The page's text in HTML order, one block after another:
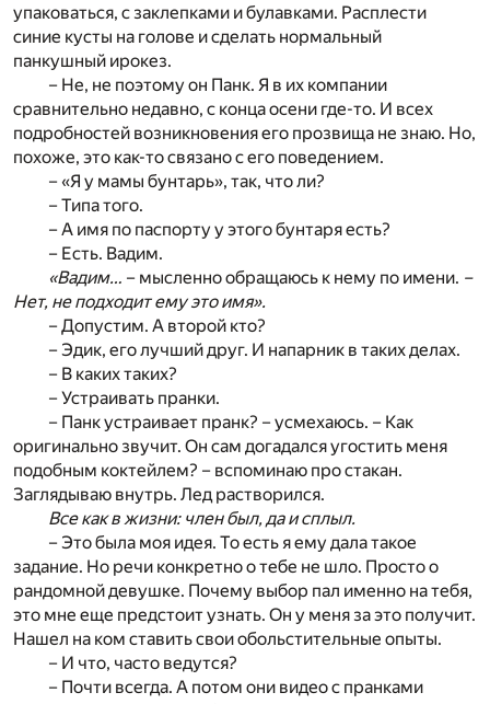
упаковаться, с заклепками и булавками. Расплести
синие кусты на голове и сделать нормальный
панкушный ирокез.
– Не, не поэтому он Панк. Я в их компании
сравнительно недавно, с конца осени где-то. И всех
подробностей возникновения его прозвища не знаю. Но,
похоже, это как-то связано с его поведением.
– «Я у мамы бунтарь», так, что ли?
– Типа того.
– А имя по паспорту у этого бунтаря есть?
– Есть. Вадим.
«Вадим… – мысленно обращаюсь к нему по имени. –
Нет, не подходит ему это имя».
– Допустим. А второй кто?
– Эдик, его лучший друг. И напарник в таких делах.
– В каких таких?
– Устраивать пранки.
– Панк устраивает пранк? – усмехаюсь. – Как
оригинально звучит. Он сам догадался угостить меня
подобным коктейлем? – вспоминаю про стакан.
Заглядываю внутрь. Лед растворился.
Все как в жизни: член был, да и сплыл.
– Это была моя идея. То есть я ему дала такое
задание. Но речи конкретно о тебе не шло. Просто о
рандомной девушке. Почему выбор пал именно на тебя,
это мне еще предстоит узнать. Он у меня за это получит.
Нашел на ком ставить свои обольстительные опыты.
– И что, часто ведутся?
– Почти всегда. А потом они видео с пранками